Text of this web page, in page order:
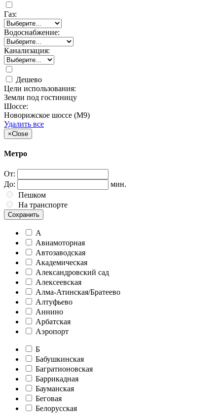
Газ:
Водоснабжение:
Канализация:
Дешево
Цели использования:
Земли под гостиницу
Шоссе:
Новорижское шоссе (М9)
Удалить все
×Close
Метро
От:
До:
мин.
Пешком
На транспорте
Сохранить
А
Авиамоторная
Автозаводская
Академическая
Александровский сад
Алексеевская
Алма-Атинская/Братеево
Алтуфьево
Аннино
Арбатская
Аэропорт
Б
Бабушкинская
Багратионовская
Баррикадная
Бауманская
Беговая
Белорусская